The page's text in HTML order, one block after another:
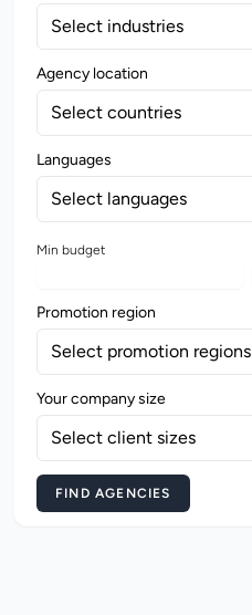
Select industries
Agency location
Select countries
Languages
Select languages
Min budget
Promotion region
Select promotion regions
Your company size
Select client sizes
FIND AGENCIES